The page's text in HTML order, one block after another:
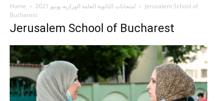
Home امتحانات الثانوية العامة الوزارية يونيو 2021
Jerusalem School of
Bucharest
Jerusalem School of Bucharest